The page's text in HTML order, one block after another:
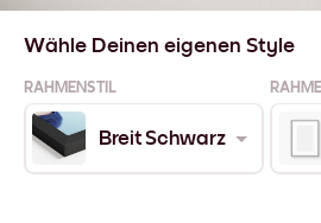
Wähle Deinen eigenen Style
RAHMENSTIL
Breit Schwarz